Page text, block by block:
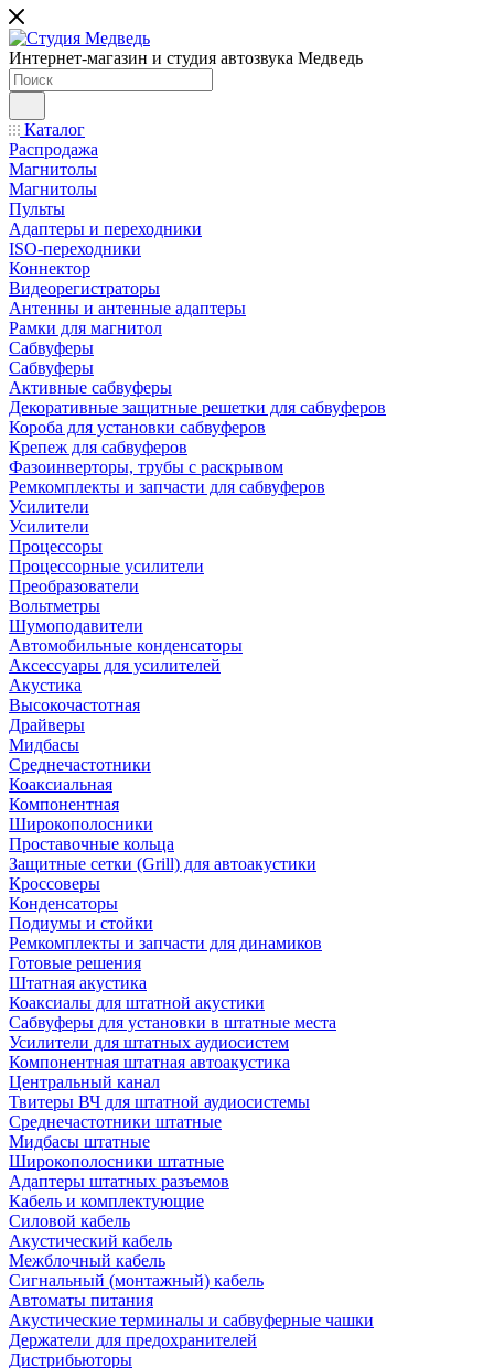
Интернет-магазин и студия автозвука Медведь
Каталог
Распродажа
Магнитолы
Магнитолы
Пульты
Адаптеры и переходники
ISO-переходники
Коннектор
Видеорегистраторы
Антенны и антенные адаптеры
Рамки для магнитол
Сабвуферы
Сабвуферы
Активные сабвуферы
Декоративные защитные решетки для сабвуферов
Короба для установки сабвуферов
Крепеж для сабвуферов
Фазоинверторы, трубы с раскрывом
Ремкомплекты и запчасти для сабвуферов
Усилители
Усилители
Процессоры
Процессорные усилители
Преобразователи
Вольтметры
Шумоподавители
Автомобильные конденсаторы
Аксессуары для усилителей
Акустика
Высокочастотная
Драйверы
Мидбасы
Среднечастотники
Коаксиальная
Компонентная
Широкополосники
Проставочные кольца
Защитные сетки (Grill) для автоакустики
Кроссоверы
Конденсаторы
Подиумы и стойки
Ремкомплекты и запчасти для динамиков
Готовые решения
Штатная акустика
Коаксиалы для штатной акустики
Сабвуферы для установки в штатные места
Усилители для штатных аудиосистем
Компонентная штатная автоакустика
Центральный канал
Твитеры ВЧ для штатной аудиосистемы
Среднечастотники штатные
Мидбасы штатные
Широкополосники штатные
Адаптеры штатных разъемов
Кабель и комплектующие
Силовой кабель
Акустический кабель
Межблочный кабель
Сигнальный (монтажный) кабель
Автоматы питания
Акустические терминалы и сабвуферные чашки
Держатели для предохранителей
Дистрибьюторы